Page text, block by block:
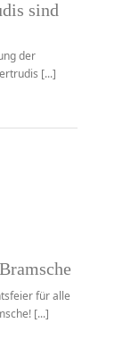
sind
der
[...]
für alle
[...]